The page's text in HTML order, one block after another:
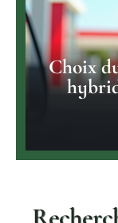
Choix